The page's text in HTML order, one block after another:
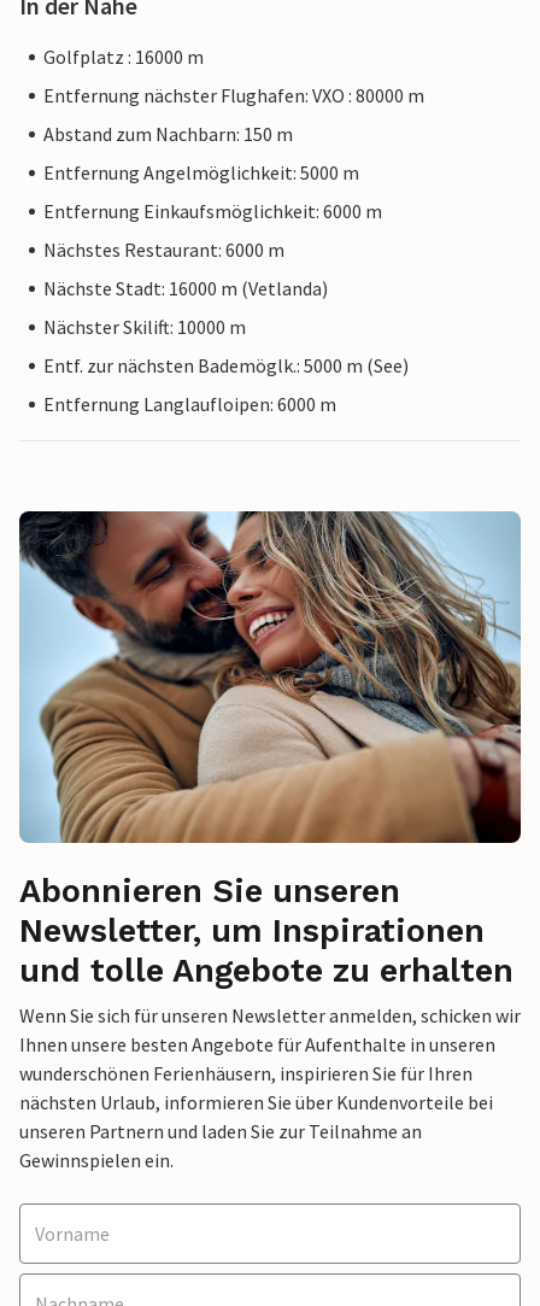
Golfplatz : 16000 m
Entfernung nächster Flughafen: VXO : 80000 m
Abstand zum Nachbarn: 150 m
Entfernung Angelmöglichkeit: 5000 m
Entfernung Einkaufsmöglichkeit: 6000 m
Nächstes Restaurant: 6000 m
Nächste Stadt: 16000 m (Vetlanda)
Nächster Skilift: 10000 m
Entf. zur nächsten Bademöglk.: 5000 m (See)
Entfernung Langlaufloipen: 6000 m
Abonnieren Sie unseren
Newsletter, um Inspirationen
und tolle Angebote zu erhalten
Wenn Sie sich für unseren Newsletter anmelden, schicken wir
Ihnen unsere besten Angebote für Aufenthalte in unseren
wunderschönen Ferienhäusern, inspirieren Sie für Ihren
nächsten Urlaub, informieren Sie über Kundenvorteile bei
unseren Partnern und laden Sie zur Teilnahme an
Gewinnspielen ein.